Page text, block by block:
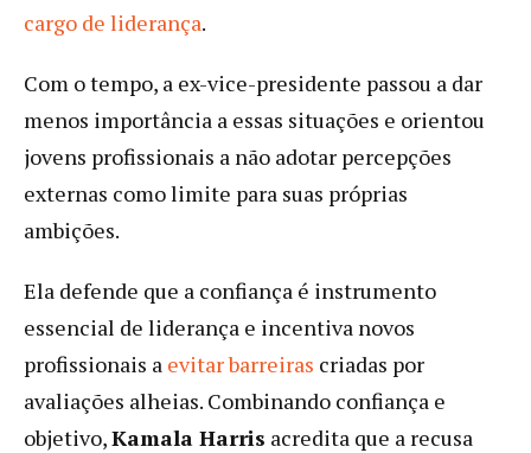
cargo de liderança.
Com o tempo, a ex-vice-presidente passou a dar
menos importância a essas situações e orientou
jovens profissionais a não adotar percepções
externas como limite para suas próprias
ambições.
Ela defende que a confiança é instrumento
essencial de liderança e incentiva novos
profissionais a evitar barreiras criadas por
avaliações alheias. Combinando confiança e
objetivo,Kamala Harris acredita que a recusa